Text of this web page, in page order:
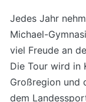
Jedes Jahr
Michael-
viel Freude an
Die Tour wird in
Großregion und
dem